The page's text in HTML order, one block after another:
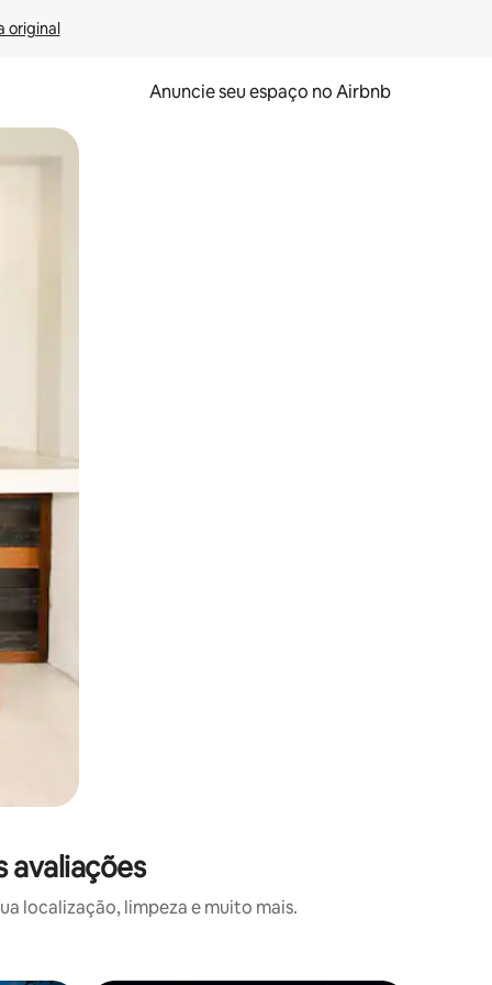
original
Anuncie seu espaço no Airbnb
o dedo na tela.
avaliações
localização, limpeza e muito mais.